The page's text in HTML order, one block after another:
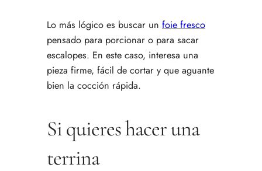
Lo más lógico es buscar un foie fresco
pensado para porcionar o para sacar
escalopes. En este caso, interesa una
pieza firme, fácil de cortar y que aguante
bien la cocción rápida.
Si quieres hacer una
terrina